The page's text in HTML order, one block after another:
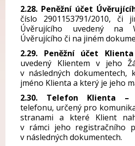
2.28. Peněžní účet
číslo 2901153791/2010, či
Úvěrujícího uvedený na
Úvěrujícího či na jiném
2.29. Peněžní účet
uvedený Klientem v jeho
v následných dokumentech,
jméno Klienta a který je jeho
2.30. Telefon Klienta –
telefonu, určený pro
stranami a které Klient
v rámci jeho registračního
v následných dokumentech.